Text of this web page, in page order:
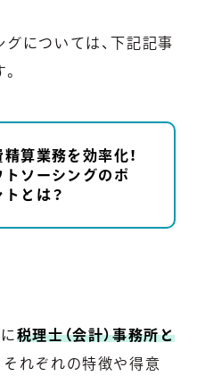
については、下記記事
精算業務を効率化！
トソーシングのポ
トとは？
税理士（会計）事務所と
それぞれの特徴や得意